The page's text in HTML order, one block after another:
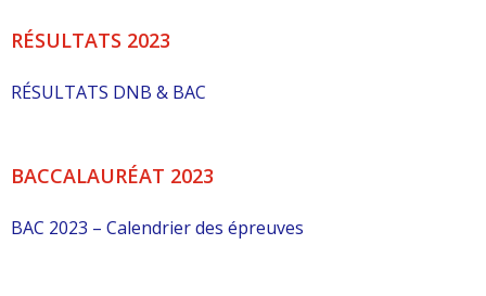
RÉSULTATS 2023
RÉSULTATS DNB & BAC
BACCALAURÉAT 2023
BAC 2023 – Calendrier des épreuves